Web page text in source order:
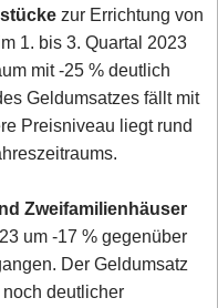
zur Errichtung von
1. bis 3. Quartal 2023
mit -25 % deutlich
Geldumsatzes fällt mit
Preisniveau liegt rund
Zweifamilienhäuser
um -17 % gegenüber
Der Geldumsatz
deutlicher